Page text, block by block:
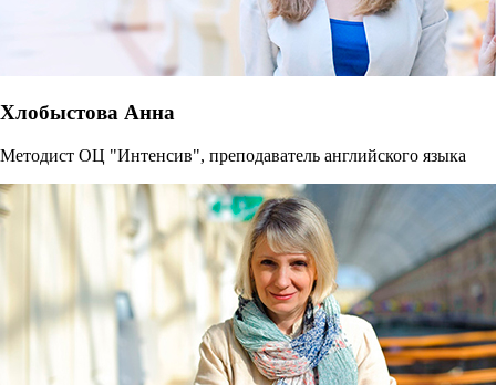
Хлобыстова Анна
Методист ОЦ "Интенсив", преподаватель английского языка